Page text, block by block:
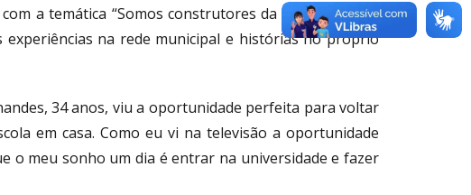
a temática “Somos construtores da nossa própria
na rede municipal e histórias no próprio
34 anos, viu a oportunidade perfeita para voltar
em casa. Como eu vi na televisão a oportunidade
o meu sonho um dia é entrar na universidade e fazer